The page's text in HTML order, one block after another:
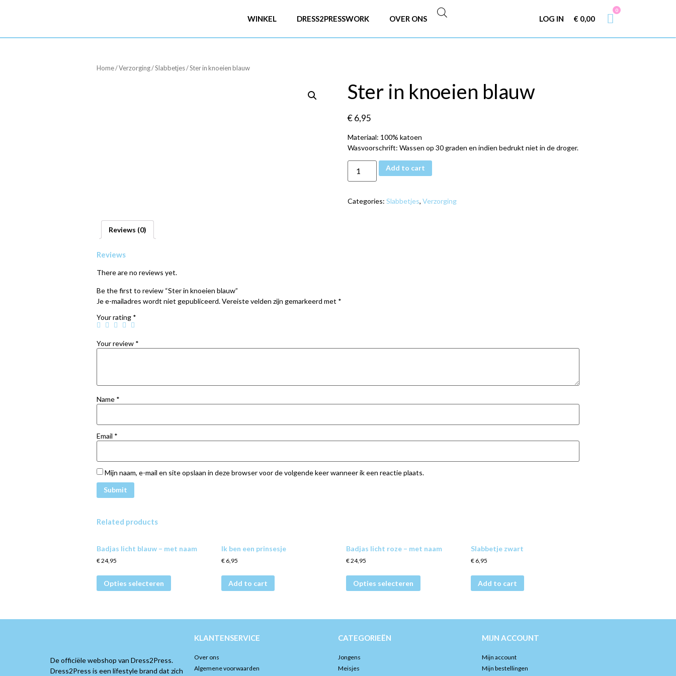
WINKEL DRESS2PRESSWORK OVER ONS LOG IN € 0,00
0
Home/Verzorging/Slabbetjes/ Ster in knoeien blauw
Ster in knoeien blauw
€6,95
Materiaal: 100% katoen
Wasvoorschrift: Wassen op 30 graden en indien bedrukt niet in de droger.
Add to cart
Categories:Slabbetjes,Verzorging
Reviews (0)
Reviews
There are no reviews yet.
Be the first to review “Ster in knoeien blauw”
Je e-mailadres wordt niet gepubliceerd.Vereiste velden zijn gemarkeerd met *
Your rating *
Your review *
Name *
Email *
Mijn naam, e-mail en site opslaan in deze browser voor de volgende keer wanneer ik een reactie plaats.
Related products
Badjas licht blauw – met naam
€24,95
Opties selecteren
Ik ben een prinsesje
€ 6,95
Add to cart
Badjas licht roze – met naam
€24,95
Opties selecteren
Slabbetje zwart
€ 6,95
Add to cart
De officiële webshop van Dress2Press.
Dress2Press is een lifestyle brand dat zich
KLANTENSERVICE
Over ons
Algemene voorwaarden
CATEGORIEËN
Jongens
Meisjes
MIJN ACCOUNT
Mijn account
Mijn bestellingen